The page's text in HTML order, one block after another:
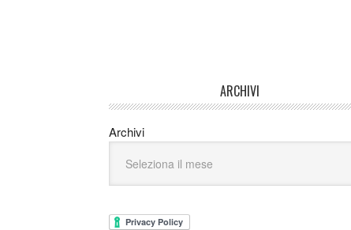
ARCHIVI
Archivi